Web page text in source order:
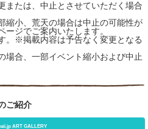
たは、中止とさせていただく場合
縮小、荒天の場合は中止の可能性が
ージでご案内いたします。
。※掲載内容は予告なく変更となる
合、一部イベント縮小および中止
ご紹介
ART GALLERY